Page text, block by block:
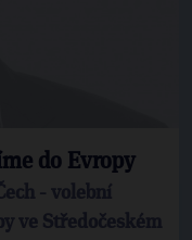
do Evropy
- volební
ve Středočeském